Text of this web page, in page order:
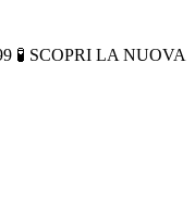
🧪 SCOPRI LA NUOVA